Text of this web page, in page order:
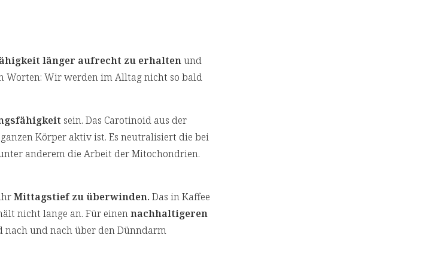
länger aufrecht zu erhaltenund
Worten: Wir werden im Alltag nicht so bald
sein. Das Carotinoid aus der
Körper aktiv ist. Es neutralisiert die bei
anderem die Arbeit der Mitochondrien.
Mittagstief zu überwinden. Das in Kaffee
nicht lange an. Für einennachhaltigeren
nach und nach über den Dünndarm